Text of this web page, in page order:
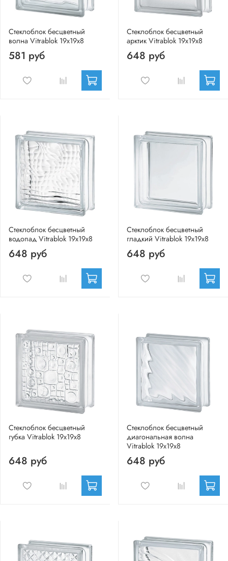
Стеклоблок бесцветный
волна Vitrablok 19х19х8
581 руб
Стеклоблок бесцветный
арктик Vitrablok 19х19х8
648 руб
Стеклоблок бесцветный
водопад Vitrablok 19х19х8
648 руб
Стеклоблок бесцветный
гладкий Vitrablok 19х19х8
648 руб
Стеклоблок бесцветный
губка Vitrablok 19х19х8
648 руб
Стеклоблок бесцветный
диагональная волна
Vitrablok 19х19х8
648 руб